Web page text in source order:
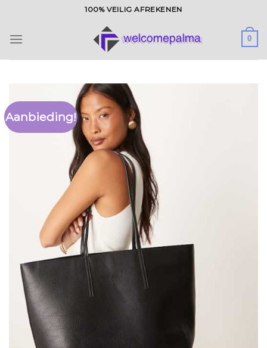
inhoud
100% VEILIG AFREKENEN
0
Aanbieding!